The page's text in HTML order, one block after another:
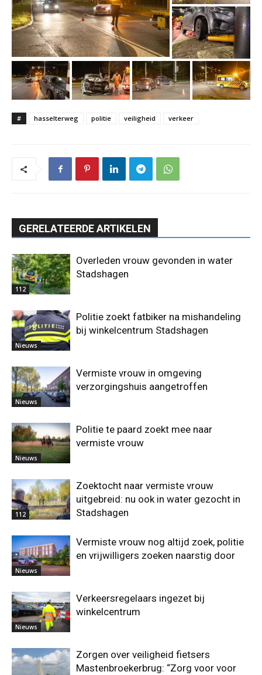
# hasselterweg politie veiligheid verkeer
GERELATEERDE ARTIKELEN
112
Overleden vrouw gevonden in water
Stadshagen
Nieuws
Politie zoekt fatbiker na mishandeling
bij winkelcentrum Stadshagen
Nieuws
Vermiste vrouw in omgeving
verzorgingshuis aangetroffen
Nieuws
Politie te paard zoekt mee naar
vermiste vrouw
112
Zoektocht naar vermiste vrouw
uitgebreid: nu ook in water gezocht in
Stadshagen
Nieuws
Vermiste vrouw nog altijd zoek, politie
en vrijwilligers zoeken naarstig door
Nieuws
Verkeersregelaars ingezet bij
winkelcentrum
Zorgen over veiligheid fietsers
Mastenbroekerbrug: “Zorg voor voor